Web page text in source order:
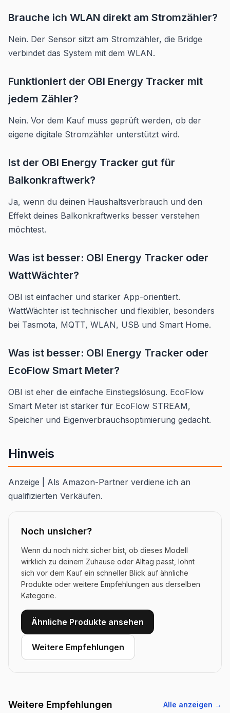
Brauche ich WLAN direkt am Stromzähler?
Nein. Der Sensor sitzt am Stromzähler, die Bridge
verbindet das System mit dem WLAN.
Funktioniert der OBI Energy Tracker mit
jedem Zähler?
Nein. Vor dem Kauf muss geprüft werden, ob der
eigene digitale Stromzähler unterstützt wird.
Ist der OBI Energy Tracker gut für
Balkonkraftwerk?
Ja, wenn du deinen Haushaltsverbrauch und den
Effekt deines Balkonkraftwerks besser verstehen
möchtest.
Was ist besser: OBI Energy Tracker oder
WattWächter?
OBI ist einfacher und stärker App-orientiert.
WattWächter ist technischer und flexibler, besonders
bei Tasmota, MQTT, WLAN, USB und Smart Home.
Was ist besser: OBI Energy Tracker oder
EcoFlow Smart Meter?
OBI ist eher die einfache Einstiegslösung. EcoFlow
Smart Meter ist stärker für EcoFlow STREAM,
Speicher und Eigenverbrauchsoptimierung gedacht.
Hinweis
Anzeige | Als Amazon-Partner verdiene ich an
qualifizierten Verkäufen.
Noch unsicher?
Wenn du noch nicht sicher bist, ob dieses Modell
wirklich zu deinem Zuhause oder Alltag passt, lohnt
sich vor dem Kauf ein schneller Blick auf ähnliche
Produkte oder weitere Empfehlungen aus derselben
Kategorie.
Ähnliche Produkte ansehen
Weitere Empfehlungen
Weitere Empfehlungen Alle anzeigen →